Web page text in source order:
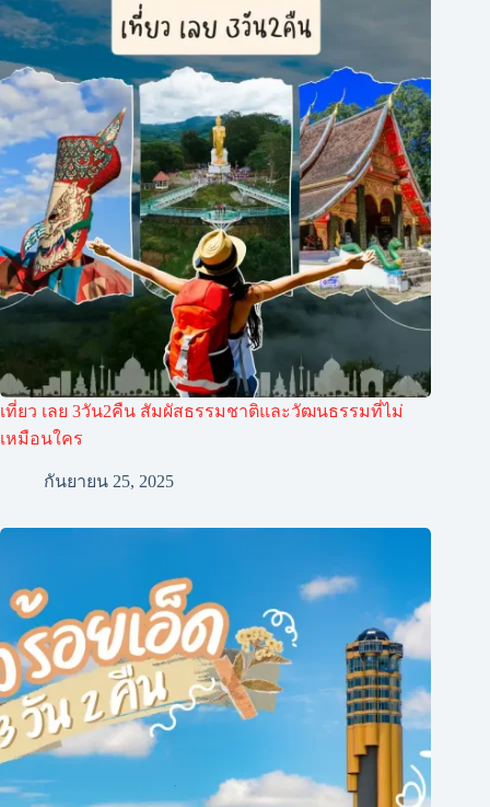
เที่ยว เลย 3วัน2คืน สัมผัสธรรมชาติและวัฒนธรรมที่ไม่
เหมือนใคร
กันยายน 25, 2025